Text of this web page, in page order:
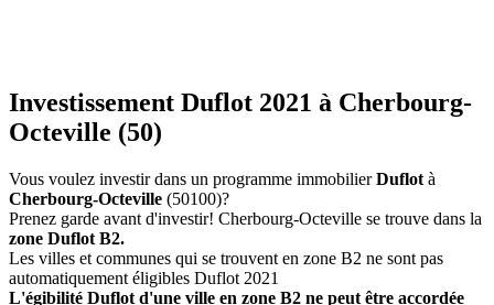
Investissement Duflot 2021 à Cherbourg-
Octeville (50)
Vous voulez investir dans un programme immobilierDuflot à
Cherbourg-Octeville (50100)?
Prenez garde avant d'investir! Cherbourg-Octeville se trouve dans la
zone Duflot B2.
Les villes et communes qui se trouvent en zone B2 ne sont pas
automatiquement éligibles Duflot 2021
L'égibilité Duflot d'une ville en zone B2 ne peut être accordée